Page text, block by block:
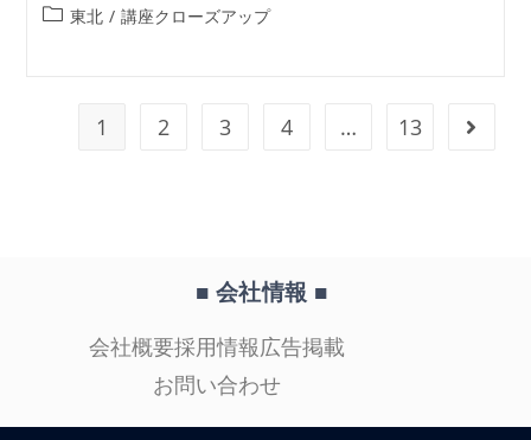
東北 / 講座クローズアップ
1 2 3 4 … 13
■ 会社情報 ■
会社概要採用情報広告掲載
お問い合わせ